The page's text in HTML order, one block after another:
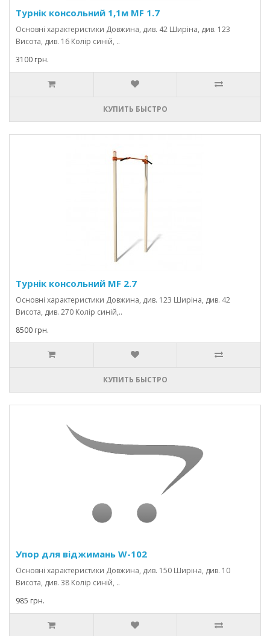
Турнік консольний 1,1м MF 1.7
Основні характеристики Довжина, див. 42 Ширіна, див. 123
Висота, див. 16 Колір синій, ..
3100 грн.
КУПИТЬ БЫСТРО
Турнік консольний MF 2.7
Основні характеристики Довжина, див. 123 Ширіна, див. 42
Висота, див. 270 Колір синій,..
8500 грн.
КУПИТЬ БЫСТРО
Упор для віджимань W-102
Основні характеристики Довжина, див. 150 Ширіна, див. 10
Висота, див. 38 Колір синій, ..
985 грн.